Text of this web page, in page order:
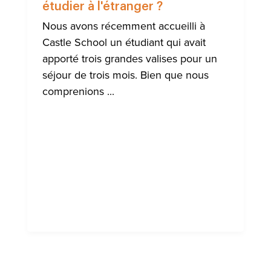
étudier à l'étranger ?
Nous avons récemment accueilli à
Castle School un étudiant qui avait
apporté trois grandes valises pour un
séjour de trois mois. Bien que nous
comprenions ...